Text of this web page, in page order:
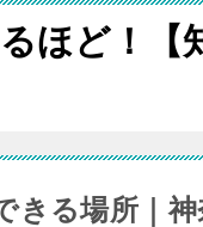
ほど！【
きる場所｜